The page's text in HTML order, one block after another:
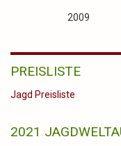
2009
PREISLISTE
Jagd Preisliste
2021